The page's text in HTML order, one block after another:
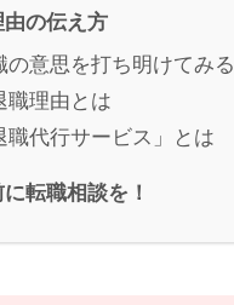
の伝え方
意思を打ち明けてみる
職理由とは
職代行サービス」とは
転職相談を！